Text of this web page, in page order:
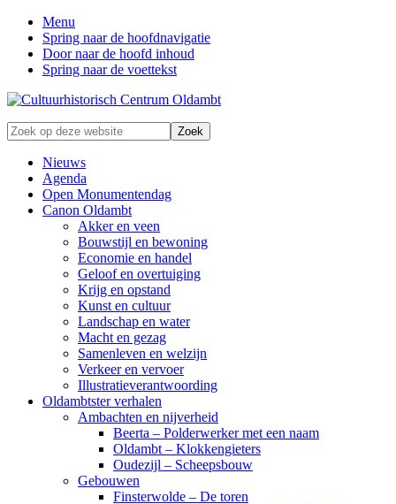
Menu
Spring naar de hoofdnavigatie
Door naar de hoofd inhoud
Spring naar de voettekst
Zonder
verleden
geen
toekomst
Zoek
op
deze
website
Nieuws
Agenda
Open Monumentendag
Canon Oldambt
Akker en veen
Bouwstijl en bewoning
Economie en handel
Geloof en overtuiging
Krijg en opstand
Kunst en cultuur
Landschap en water
Macht en gezag
Samenleven en welzijn
Verkeer en vervoer
Illustratieverantwoording
Oldambtster verhalen
Ambachten en nijverheid
Beerta – Polderwerker met een naam
Oldambt – Klokkengieters
Oudezijl – Scheepsbouw
Gebouwen
Finsterwolde – De toren